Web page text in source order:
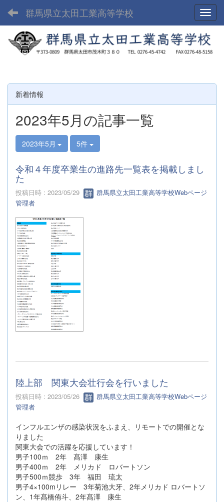
群馬県立太田工業高等学校
新着情報
2023年5月の記事一覧
2023年5月 5件
令和４年度卒業生の進路先一覧表を掲載しまし
た
投稿日時 : 2023/05/29
群馬県立太田工業高等学校Webページ
管理者
陸上部 関東大会壮行会を行いました
投稿日時 : 2023/05/26
群馬県立太田工業高等学校Webページ
管理者
インフルエンザの感染状況をふまえ、リモートでの開催とな
りました
関東大会での活躍を応援しています！
男子100ｍ 2年 髙澤 康生
男子400ｍ 2年 メリカド ロバートソン
男子500ｍ競歩 3年 福田 琉太
男子4×100mリレー 3年菊池大牙、2年メリカド ロバートソ
ン、1年髙橋侑斗、2年髙澤 康生